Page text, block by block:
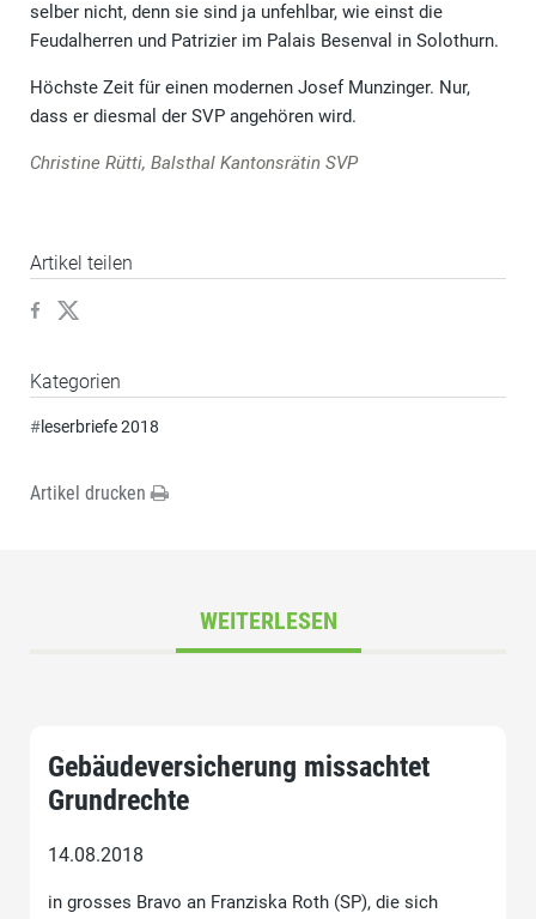
selber nicht, denn sie sind ja unfehlbar, wie einst die
Feudalherren und Patrizier im Palais Besenval in Solothurn.
Höchste Zeit für einen modernen Josef Munzinger. Nur,
dass er diesmal der SVP angehören wird.
Christine Rütti, Balsthal Kantonsrätin SVP
Artikel teilen
Kategorien
#leserbriefe 2018
Artikel drucken
WEITERLESEN
Gebäudeversicherung missachtet
Grundrechte
14.08.2018
in grosses Bravo an Franziska Roth (SP), die sich